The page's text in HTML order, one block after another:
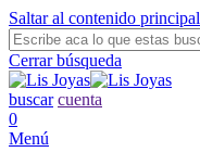
Saltar al contenido principal
Cerrar búsqueda
buscar cuenta
0
Menú